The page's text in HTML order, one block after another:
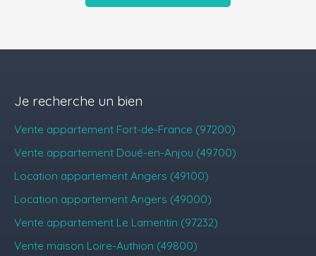
Je recherche un bien
Vente appartement Fort-de-France (97200)
Vente appartement Doué-en-Anjou (49700)
Location appartement Angers (49100)
Location appartement Angers (49000)
Vente appartement Le Lamentin (97232)
Vente maison Loire-Authion (49800)